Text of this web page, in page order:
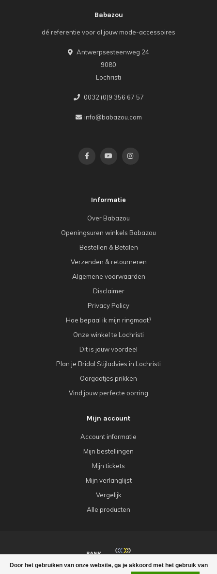
Door het gebruiken van onze website, ga je akkoord met het gebruik van
Babazou
dé referentie voor al jouw mode-accessoires
Antwerpsesteenweg 24
9080
Lochristi
0032 (0)9 356 67 57
info@babazou.com
Informatie
Over Babazou
Openingsuren winkels Babazou
Bestellen & Betalen
Verzenden & retourneren
Algemene voorwaarden
Disclaimer
Privacy Policy
Hoe bepaal ik mijn ringmaat?
Onze winkel te Lochristi
Dit is jouw voordeel
Plan je Bridal Stijladvies in Lochristi
Oorgaatjes prikken
Vind jouw perfecte oorring
Mijn account
Account informatie
Mijn bestellingen
Mijn tickets
Mijn verlanglijst
Vergelijk
Alle producten